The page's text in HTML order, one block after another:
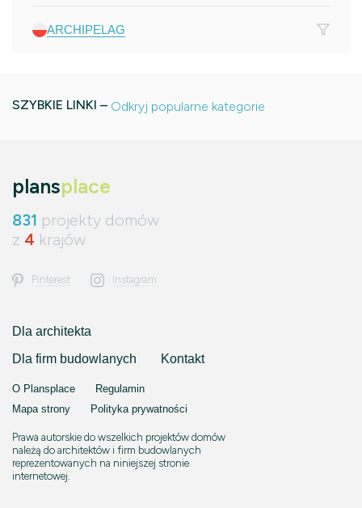
ARCHIPELAG
SZYBKIE LINKI – Odkryj popularne kategorie
plansplace
831 projekty domów
z 4 krajów
Pinterest Instagram
Dla architekta
Dla firm budowlanych
Kontakt
O Plansplace
Regulamin
Mapa strony
Polityka prywatności
Prawa autorskie do wszelkich projektów domów
należą do architektów i firm budowlanych
reprezentowanych na niniejszej stronie
internetowej.